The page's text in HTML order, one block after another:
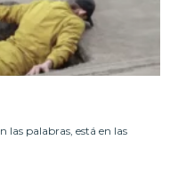
las palabras, está en las